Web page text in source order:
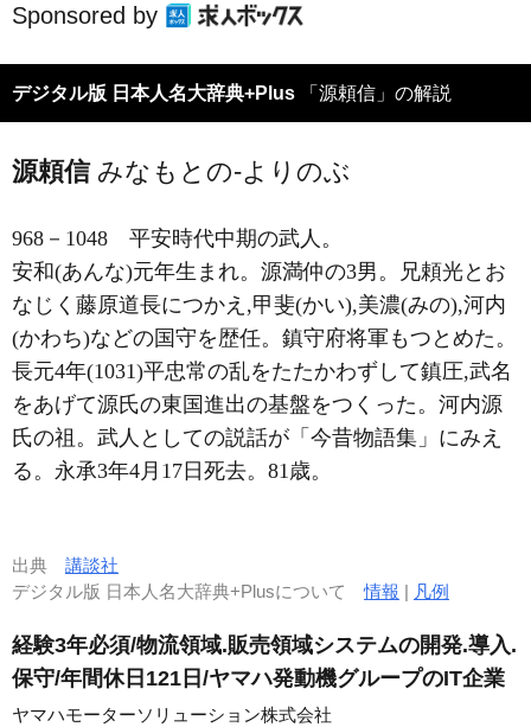
Sponsored by
デジタル版 日本人名大辞典+Plus 「源頼信」の解説
源頼信 みなもとの-よりのぶ
968－1048 平安時代中期の武人。
安和(あんな)元年生まれ。源満仲の3男。兄頼光とお
なじく藤原道長につかえ,甲斐(かい),美濃(みの),河内
(かわち)などの国守を歴任。鎮守府将軍もつとめた。
長元4年(1031)平忠常の乱をたたかわずして鎮圧,武名
をあげて源氏の東国進出の基盤をつくった。河内源
氏の祖。武人としての説話が「今昔物語集」にみえ
る。永承3年4月17日死去。81歳。
出典 講談社
デジタル版 日本人名大辞典+Plusについて情報 | 凡例
経験3年必須/物流領域.販売領域システムの開発.導入.
保守/年間休日121日/ヤマハ発動機グループのIT企業
ヤマハモーターソリューション株式会社